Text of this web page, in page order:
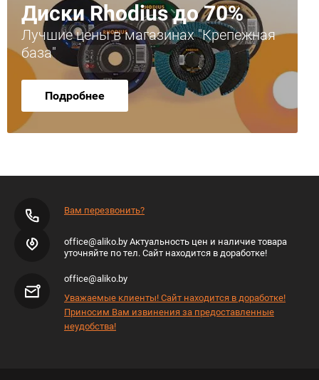
Диски Rhodius до 70%
Лучшие цены в магазинах "Крепежная
база"
Подробнее
Вам перезвонить?
office@aliko.by Актуальность цен и наличие товара
уточняйте по тел. Сайт находится в доработке!
office@aliko.by
Уважаемые клиенты! Сайт находится в доработке!
Приносим Вам извинения за предоставленные
неудобства!